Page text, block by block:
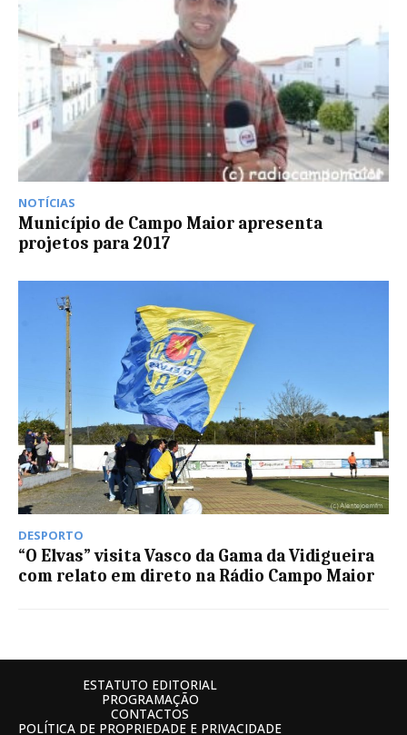
NOTÍCIAS
Município de Campo Maior apresenta
projetos para 2017
DESPORTO
“O Elvas” visita Vasco da Gama da Vidigueira
com relato em direto na Rádio Campo Maior
ESTATUTO EDITORIAL
PROGRAMAÇÃO
CONTACTOS
POLÍTICA DE PROPRIEDADE E PRIVACIDADE